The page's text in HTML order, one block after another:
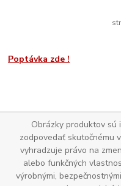
Poptávka zde !
Obrázky produktov sú
zodpovedať skutočnému
vyhradzuje právo na
alebo funkčných
výrobnými,